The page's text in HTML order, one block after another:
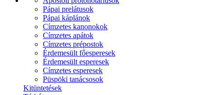
Pápai prelátusok
Pápai káplánok
Címzetes kanonokok
Címzetes apátok
Címzetes prépostok
Érdemesült főesperesek
Érdemesült esperesek
Címzetes esperesek
Püspöki tanácsosok
Kitüntetések